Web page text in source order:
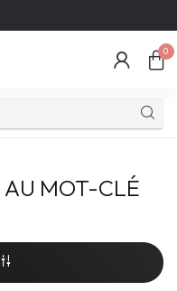
0
AU MOT-CLÉ